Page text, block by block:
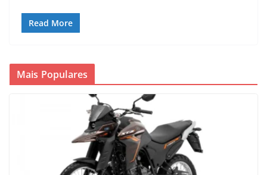
Read More
Mais Populares